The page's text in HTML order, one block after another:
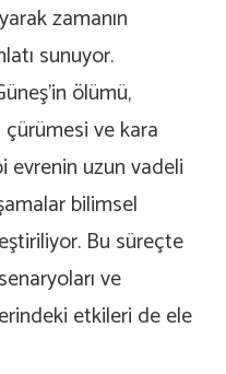
zamanın
sunuyor.
ölümü,
çürümesi ve kara
evrenin uzun vadeli
bilimsel
Bu süreçte
ve
etkileri de ele